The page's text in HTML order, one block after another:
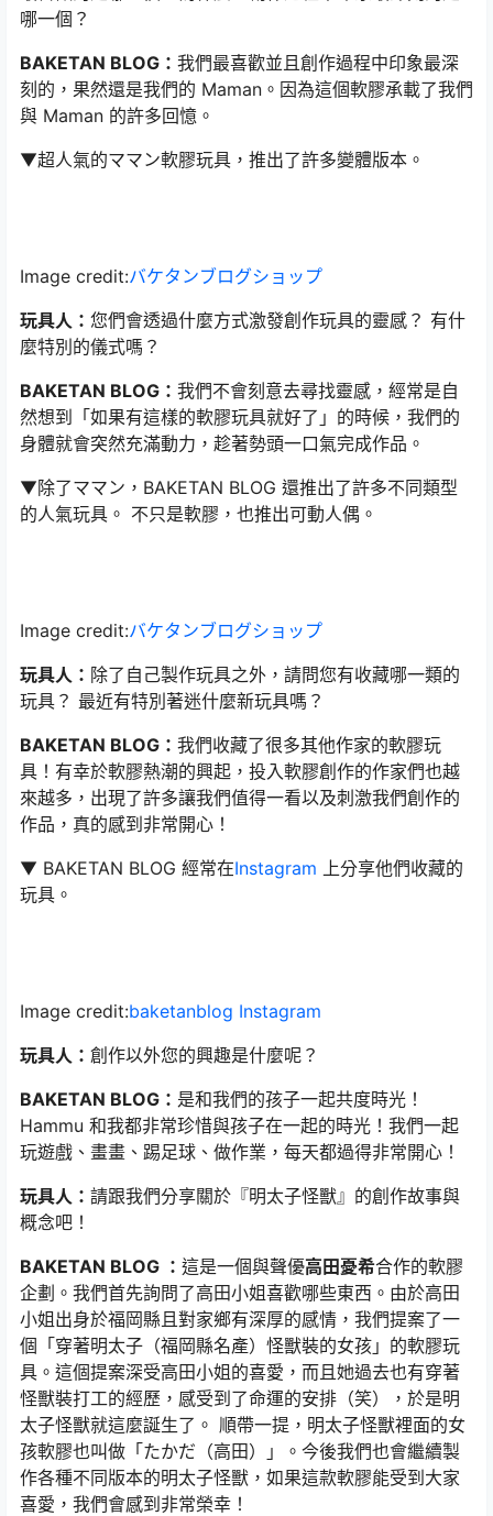
哪一個？
BAKETAN BLOG： 我們最喜歡並且創作過程中印象最深
刻的，果然還是我們的 Maman。因為這個軟膠承載了我們
與 Maman 的許多回憶。
▼超人氣的ママン軟膠玩具，推出了許多變體版本。
Image credit:バケタンブログショップ
玩具人： 您們會透過什麼方式激發創作玩具的靈感？ 有什
麼特別的儀式嗎？
BAKETAN BLOG： 我們不會刻意去尋找靈感，經常是自
然想到「如果有這樣的軟膠玩具就好了」的時候，我們的
身體就會突然充滿動力，趁著勢頭一口氣完成作品。
▼除了ママン，BAKETAN BLOG 還推出了許多不同類型
的人氣玩具。 不只是軟膠，也推出可動人偶。
Image credit:バケタンブログショップ
玩具人： 除了自己製作玩具之外，請問您有收藏哪一類的
玩具？ 最近有特別著迷什麼新玩具嗎？
BAKETAN BLOG： 我們收藏了很多其他作家的軟膠玩
具！有幸於軟膠熱潮的興起，投入軟膠創作的作家們也越
來越多，出現了許多讓我們值得一看以及刺激我們創作的
作品，真的感到非常開心！
▼ BAKETAN BLOG 經常在Instagram 上分享他們收藏的
玩具。
Image credit:baketanblog Instagram
玩具人： 創作以外您的興趣是什麼呢？
BAKETAN BLOG： 是和我們的孩子一起共度時光！
Hammu 和我都非常珍惜與孩子在一起的時光！我們一起
玩遊戲、畫畫、踢足球、做作業，每天都過得非常開心！
玩具人： 請跟我們分享關於『明太子怪獸』的創作故事與
概念吧！
BAKETAN BLOG ： 這是一個與聲優高田憂希合作的軟膠
企劃。我們首先詢問了高田小姐喜歡哪些東西。由於高田
小姐出身於福岡縣且對家鄉有深厚的感情，我們提案了一
個「穿著明太子（福岡縣名產）怪獸裝的女孩」的軟膠玩
具。這個提案深受高田小姐的喜愛，而且她過去也有穿著
怪獸裝打工的經歷，感受到了命運的安排（笑），於是明
太子怪獸就這麼誕生了。 順帶一提，明太子怪獸裡面的女
孩軟膠也叫做「たかだ（高田）」。今後我們也會繼續製
作各種不同版本的明太子怪獸，如果這款軟膠能受到大家
喜愛，我們會感到非常榮幸！